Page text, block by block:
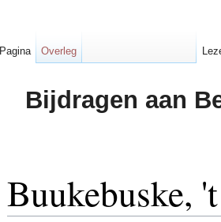
Bijdragen aan
Buukebuske, 't
Pagina Overleg